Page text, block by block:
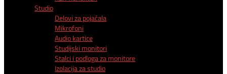
Studio
Delovi za pojačala
Mikrofoni
Audio kartice
Studijski monitori
Stalci i podloga za monitore
Izolacija za studio